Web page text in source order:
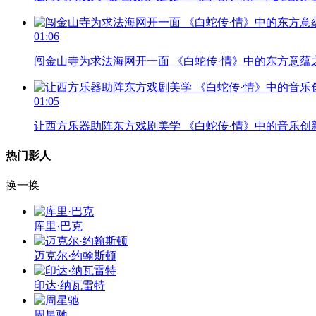
01:06
闯金山寺为求法海网开一面 《白蛇传·情》中的东方意蕴
01:05
让西方乐器助阵东方戏剧美学 《白蛇传·情》中的音乐创
热门影人
换一换
库里·巴克
迈克尔·约翰斯顿
印达·纳瓦雷特